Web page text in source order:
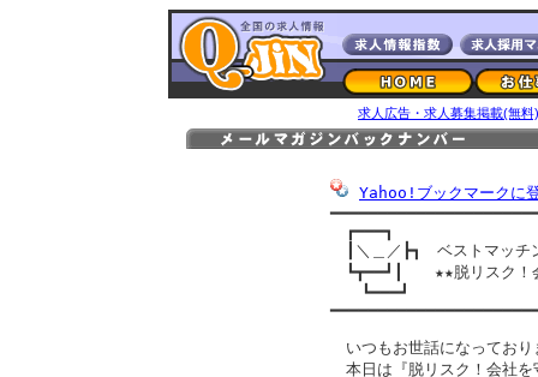
求人広告・求人募集掲載(無料
Yahoo!ブックマークに
┏━━━┓
┃＼＿／┣┓　ベストマッチ
┗┳━━┛┃　　★★脱リスク！
┗━━━┛
いつもお世話になってお
本日は『脱リスク！会社を